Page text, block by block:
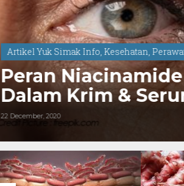
Artikel Yuk Simak Info, Kesehatan,
Peran
Dalam
22 December, 2020